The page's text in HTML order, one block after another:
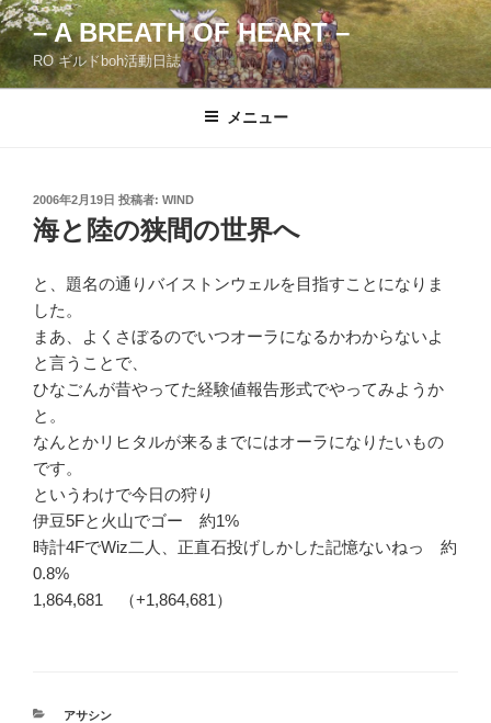
コ
ン
テ
ン
– A BREATH OF HEART –
RO ギルドboh活動日誌
メニュー
投
稿
日:
2006年2月19日 投稿者: WIND
海と陸の狭間の世界へ
と、題名の通りバイストンウェルを目指すことになりま
した。
まあ、よくさぼるのでいつオーラになるかわからないよ
と言うことで、
ひなごんが昔やってた経験値報告形式でやってみようか
と。
なんとかリヒタルが来るまでにはオーラになりたいもの
です。
というわけで今日の狩り
伊豆5Fと火山でゴー 約1%
時計4FでWiz二人、正直石投げしかした記憶ないねっ 約
0.8%
1,864,681 （+1,864,681）
カ
アサシン